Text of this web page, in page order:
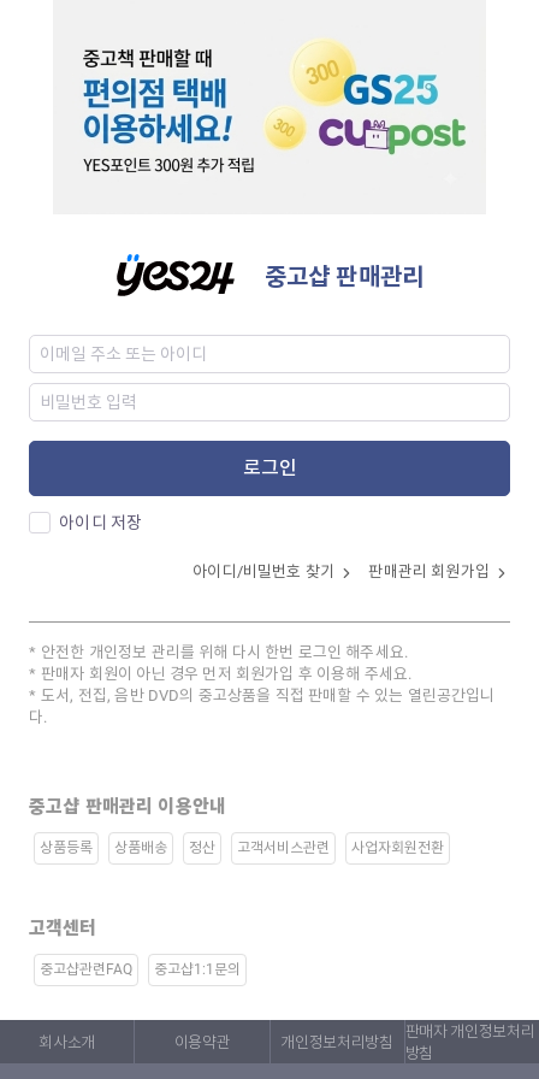
중고샵 판매관리
로그인
아이디 저장
아이디/비밀번호 찾기 판매관리 회원가입
안전한 개인정보 관리를 위해 다시 한번 로그인 해주세요.
판매자 회원이 아닌 경우 먼저 회원가입 후 이용해 주세요.
도서, 전집, 음반 DVD의 중고상품을 직접 판매할 수 있는 열린공간입니
다.
중고샵 판매관리 이용안내
상품등록 상품배송 정산 고객서비스관련 사업자회원전환
고객센터
중고샵관련FAQ 중고샵1:1문의
회사소개 이용약관 개인정보처리방침
판매자 개인정보처리
방침